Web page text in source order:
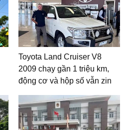
Toyota Land Cruiser V8
2009 chạy gần 1 triệu km,
động cơ và hộp số vẫn zin